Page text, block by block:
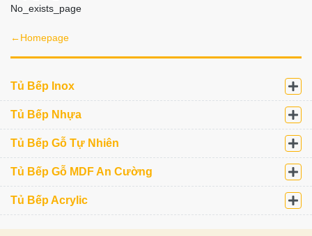
No_exists_page
←Homepage
Tủ Bếp Inox
Tủ Bếp Nhựa
Tủ Bếp Gỗ Tự Nhiên
Tủ Bếp Gỗ MDF An Cường
Tủ Bếp Acrylic